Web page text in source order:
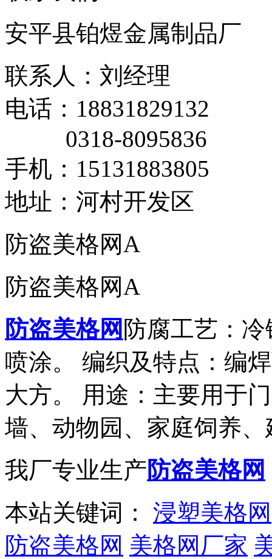
安平县铂煜金属制品厂
联系人：刘经理
电话：18831829132
0318-8095836
手机：15131883805
地址：河村开发区
防盗美格网A
防盗美格网A
防盗美格网 防腐工艺：
喷涂。 编织及特点：编
大方。 用途：主要用于
墙、动物园、家庭饲养
我厂专业生产防盗美格网
本站关键词： 浸塑美格网
防盗美格网 美格网厂家